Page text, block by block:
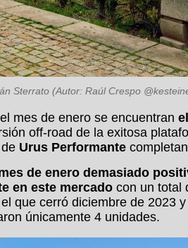
Sterrato (Autor: Raúl Crespo
mes de enero se encuentran
off-road de la exitosa
Urus Performante
de enero demasiado
en este mercado con un total
que cerró diciembre de 2023
únicamente 4 unidades.